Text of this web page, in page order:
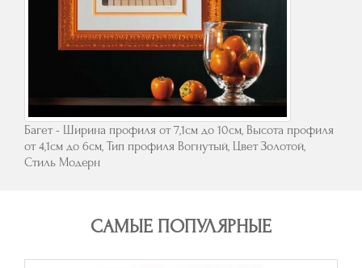
Багет - Ширина профиля от 7,1см до 10см, Высота профиля
от 4,1см до 6см, Тип профиля Вогнутый, Цвет Золотой,
Стиль Модерн
САМЫЕ ПОПУЛЯРНЫЕ